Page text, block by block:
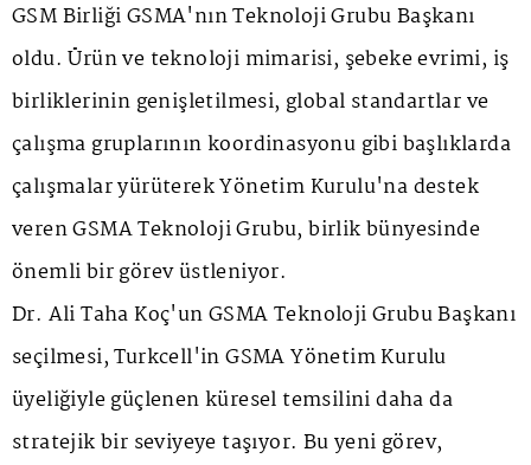
GSM Birliği GSMA'nın Teknoloji Grubu Başkanı
oldu. Ürün ve teknoloji mimarisi, şebeke evrimi, iş
birliklerinin genişletilmesi, global standartlar ve
çalışma gruplarının koordinasyonu gibi başlıklarda
çalışmalar yürüterek Yönetim Kurulu'na destek
veren GSMA Teknoloji Grubu, birlik bünyesinde
önemli bir görev üstleniyor.
Dr. Ali Taha Koç'un GSMA Teknoloji Grubu Başkanı
seçilmesi, Turkcell'in GSMA Yönetim Kurulu
üyeliğiyle güçlenen küresel temsilini daha da
stratejik bir seviyeye taşıyor. Bu yeni görev,